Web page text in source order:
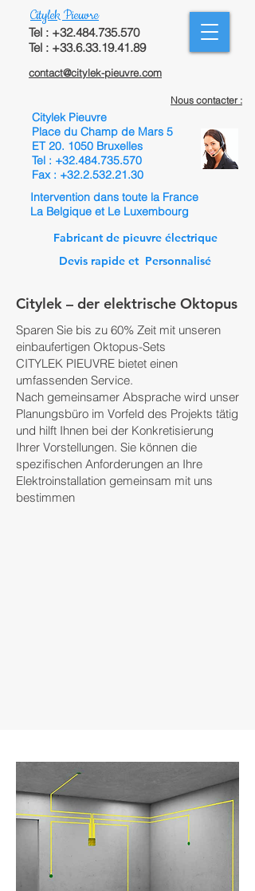
Citylek Pieuvre
Tel : +32.484.735.570
Tel : +33.6.33.19.41.89
contact@citylek-pieuvre.com
Nous contacter :
Citylek Pieuvre
Place du Champ de Mars 5
ET 20. 1050 Bruxelles
Tel : +32.484.735.570
Fax : +32.2.532.21.30
Intervention dans toute la France
La Belgique et Le Luxembourg
Fabricant de pieuvre électrique
Devis rapide et Personnalisé
Citylek – der elektrische Oktopus
Sparen Sie bis zu 60% Zeit mit unseren
einbaufertigen Oktopus-Sets
CITYLEK PIEUVRE bietet einen
umfassenden Service.
Nach gemeinsamer Absprache wird unser
Planungsbüro im Vorfeld des Projekts tätig
und hilft Ihnen bei der Konkretisierung
Ihrer Vorstellungen. Sie können die
spezifischen Anforderungen an Ihre
Elektroinstallation gemeinsam mit uns
bestimmen